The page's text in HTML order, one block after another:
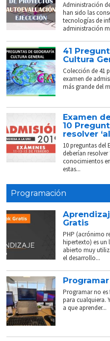
Administración
han sido las
tecnologías de
administración
41
Cultura
Colección de 41
examen de
más grande del
Examen
10
resolver
10 preguntas del
deberían resolver
conocimientos
estas...
Programación
Gratis
PHP (acrónimo
hipertexto) es
abierto muy
el desarrollo...
Programar no
para cualquiera.
a que aprender...